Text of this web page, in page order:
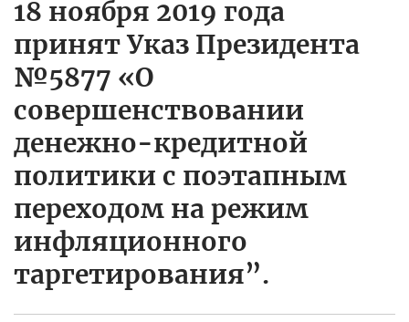
18 ноября 2019 года
принят Указ Президента
№5877 «О
совершенствовании
денежно-кредитной
политики с поэтапным
переходом на режим
инфляционного
таргетирования”.